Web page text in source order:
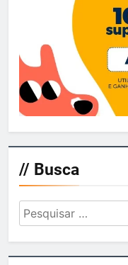
// Busca
Pesquisar
por: